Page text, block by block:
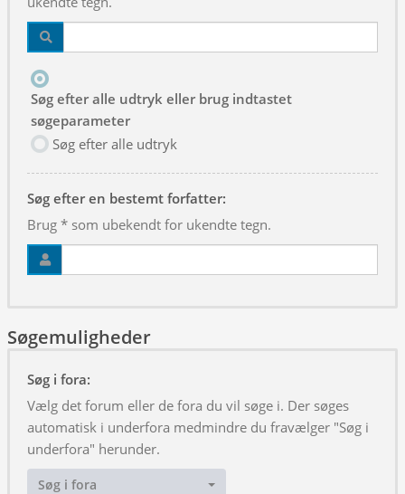
Søg efter alle udtryk eller brug indtastet
søgeparameter
Søg efter alle udtryk
Søg efter en bestemt forfatter:
Brug * som ubekendt for ukendte tegn.
Søgemuligheder
Søg i fora:
Vælg det forum eller de fora du vil søge i. Der søges
automatisk i underfora medmindre du fravælger "Søg i
underfora" herunder.
Søg i fora